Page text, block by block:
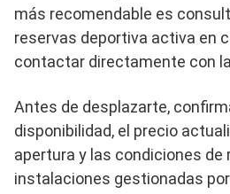
más recomendable es
reservas deportiva activa en
contactar directamente con
Antes de desplazarte,
disponibilidad, el precio
apertura y las condiciones de
instalaciones gestionadas